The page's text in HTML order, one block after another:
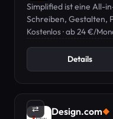
Simplified ist eine All-
Schreiben, Gestalten,
Bearbeiten von
Kostenlos · ab 24 €/
Details
⇄ Design.com◆